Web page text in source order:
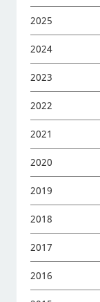
2025
2024
2023
2022
2021
2020
2019
2018
2017
2016